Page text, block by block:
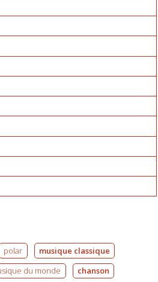
polar
musique classique
du monde
chanson